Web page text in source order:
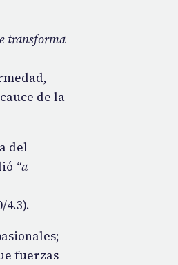
transforma
de la
del
“a
4.3).
fuerzas